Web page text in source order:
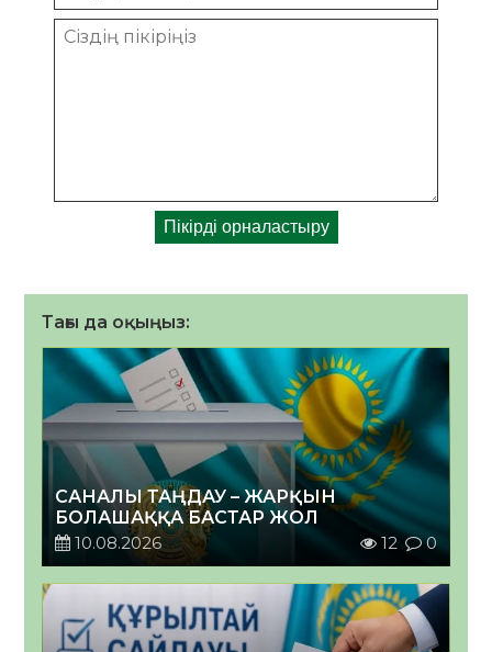
Тағы да оқыңыз:
САНАЛЫ ТАҢДАУ – ЖАРҚЫН
БОЛАШАҚҚА БАСТАР ЖОЛ
10.08.2026
12 0